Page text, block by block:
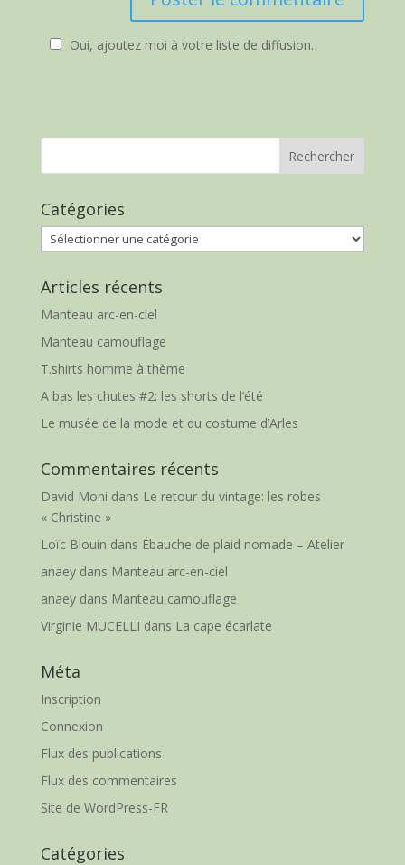
Oui, ajoutez moi à votre liste de diffusion.
Catégories
Catégories
Articles récents
Manteau arc-en-ciel
Manteau camouflage
T.shirts homme à thème
A bas les chutes #2: les shorts de l’été
Le musée de la mode et du costume d’Arles
Commentaires récents
David Moni dans Le retour du vintage: les robes
« Christine »
Loïc Blouin dans Ébauche de plaid nomade – Atelier
anaeydans Manteau arc-en-ciel
anaeydans Manteau camouflage
Virginie MUCELLI dans La cape écarlate
Méta
Inscription
Connexion
Flux des publications
Flux des commentaires
Site de WordPress-FR
Catégories